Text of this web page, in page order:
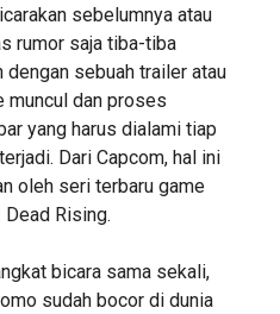
sebelumnya atau
rumor saja tiba-tiba
sebuah trailer atau
muncul dan proses
yang harus dialami tiap
Dari Capcom, hal ini
oleh seri terbaru game
Rising.
bicara sama sekali,
sudah bocor di dunia